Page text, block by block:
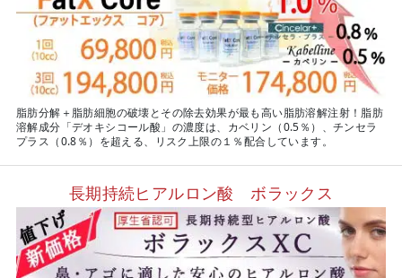
脂肪分解＋脂肪細胞の破壊とその除去効果が最も高い脂肪溶解注射！脂肪
溶解成分「デオキシコール酸」の濃度は、カベリン（0.5％）、チンセラ
プラス（0.8％）を超える、リスク上限の１％配合しています。
長期持続ヒアルロン酸 ボラックス